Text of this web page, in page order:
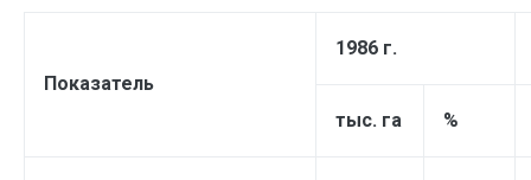
Показатель
1986 г.
тыс. га %